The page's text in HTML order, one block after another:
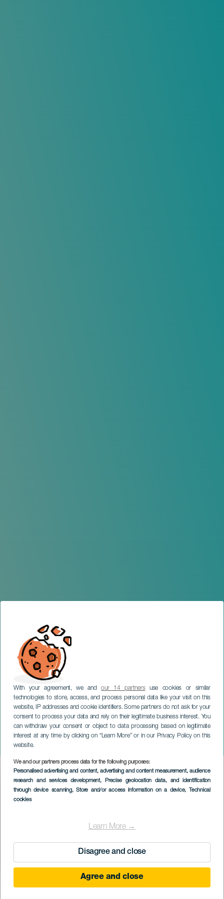
With your agreement, we andour 14 partnersuse cookies or similar
technologies to store, access, and process personal data like your visit on this
website, IP addresses and cookie identifiers. Some partners do not ask for your
consent to process your data and rely on their legitimate business interest. You
can withdraw your consent or object to data processing based on legitimate
interest at any time by clicking on “Learn More” or in our Privacy Policy on this
website.
We and our partners process data for the following purposes:
Personalised advertising and content, advertising and content measurement, audience
research and services development, Precise geolocation data, and identification
through device scanning, Store and/or access information on a device, Technical
cookies
Learn More →
Disagree and close
Agree and close
Fékezd be a Gran Canaria-i
versenyt
GRAN CANARIA
Imagen
Listado